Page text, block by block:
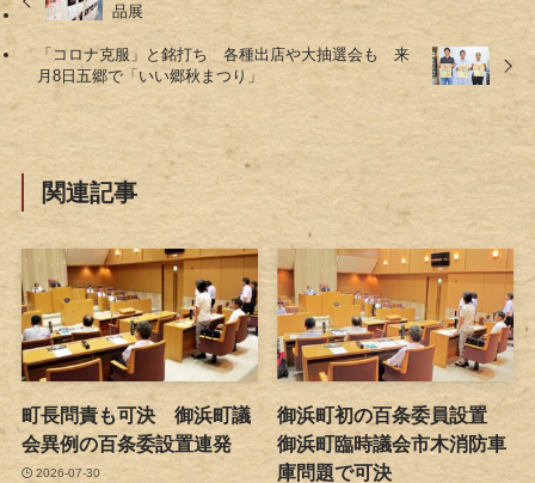
品展
「コロナ克服」と銘打ち 各種出店や大抽選会も 来
月8日五郷で「いい郷秋まつり」
関連記事
町長問責も可決 御浜町議
会異例の百条委設置連発
2026-07-30
御浜町初の百条委員設置
御浜町臨時議会市木消防車
庫問題で可決